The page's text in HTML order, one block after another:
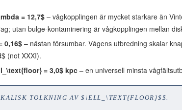
= 12,7$– vågkopplingen är mycket starkare än
utan bulge-kontaminering är vågkopplingen mellan
0,16$ – nästan försumbar. Vågens utbredning skalar
(not XXXI).
= 3,0$ kpc – en universell minsta
TOLKNING AV $\ELL_\TEXT{FLOOR}$$.